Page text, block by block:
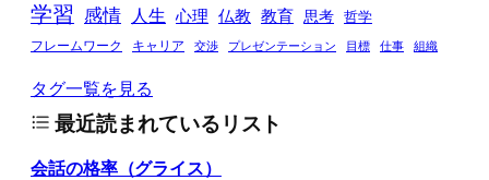
学習
感情 人生 心理 仏教 教育 思考
哲学
フレームワーク
キャリア 交渉 プレゼンテーション 目標 仕事 組織
タグ一覧を見る
最近読まれているリスト
会話の格率（グライス）